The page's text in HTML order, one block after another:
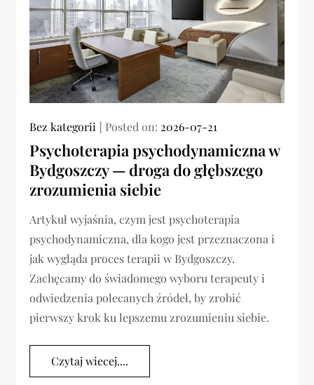
Bez kategorii Posted on: 2026-07-21
Psychoterapia psychodynamiczna w
Bydgoszczy — droga do głębszego
zrozumienia siebie
Artykuł wyjaśnia, czym jest psychoterapia
psychodynamiczna, dla kogo jest przeznaczona i
jak wygląda proces terapii w Bydgoszczy.
Zachęcamy do świadomego wyboru terapeuty i
odwiedzenia polecanych źródeł, by zrobić
pierwszy krok ku lepszemu zrozumieniu siebie.
Czytaj wiecej....